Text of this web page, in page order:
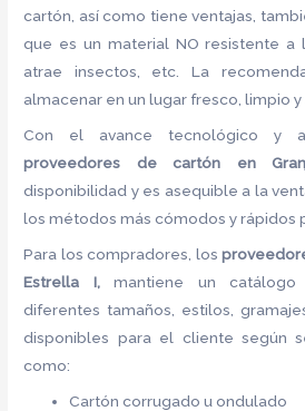
cartón, así como tiene ventajas,
que es un material NO resistente a
atrae insectos, etc. La
almacenar en un lugar fresco, limpio y
Con el avance tecnológico y
proveedores decartón en
disponibilidad y es asequible a la
los métodos más cómodos y rápidos
Para los compradores, los
Estrella I,mantiene un
diferentes tamaños, estilos,
disponibles para el cliente según
como:
Cartón corrugado u ondulado